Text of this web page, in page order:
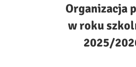
Organizacja
w roku
2025/